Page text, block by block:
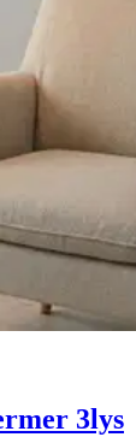
3lys